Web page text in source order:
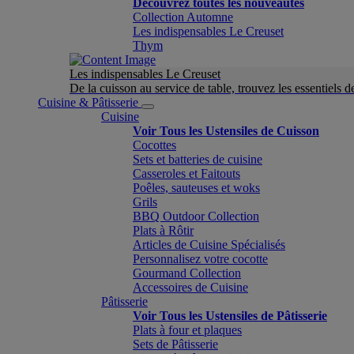
Découvrez toutes les nouveautés
Collection Automne
Les indispensables Le Creuset
Thym
Les indispensables Le Creuset
De la cuisson au service de table, trouvez les essentiels
Cuisine & Pâtisserie
Cuisine
Voir Tous les Ustensiles de Cuisson
Cocottes
Sets et batteries de cuisine
Casseroles et Faitouts
Poêles, sauteuses et woks
Grils
BBQ Outdoor Collection
Plats à Rôtir
Articles de Cuisine Spécialisés
Personnalisez votre cocotte
Gourmand Collection
Accessoires de Cuisine
Pâtisserie
Voir Tous les Ustensiles de Pâtisserie
Plats à four et plaques
Sets de Pâtisserie